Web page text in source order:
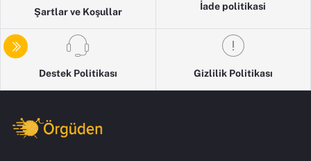
Şartlar ve Koşullar
İade politikasi
Destek Politikası Gizlilik Politikası